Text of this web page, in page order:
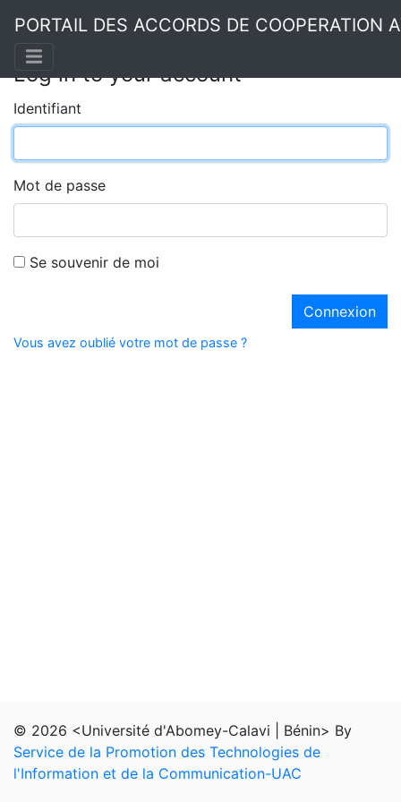
PORTAIL DES ACCORDS DE COOPERATION
Log in to your account
Identifiant
Mot de passe
Se souvenir de moi
Connexion
Vous avez oublié votre mot de passe ?
© 2026 <Université d'Abomey-Calavi | Bénin> By
Service de la Promotion des Technologies de
l'Information et de la Communication-UAC